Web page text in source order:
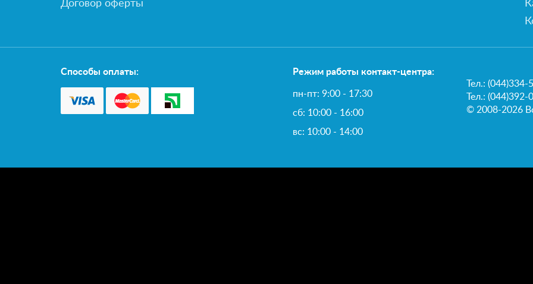
Договор оферты
Способы оплаты: Режим работы контакт-центра:
пн-пт: 9:00 - 17:30
сб: 10:00 - 16:00
вс: 10:00 - 14:00
Тел.:(044)334-
Тел.: (044)392-
© 2008-2026